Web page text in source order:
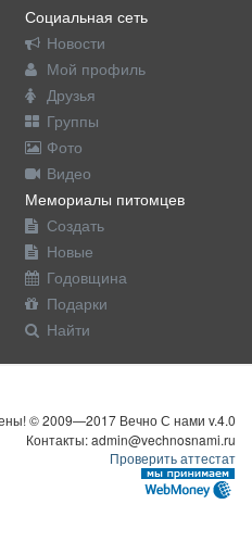
Социальная сеть
Новости
Мой профиль
Друзья
Группы
Фото
Видео
Мемориалы питомцев
Создать
Новые
Годовщина
Подарки
Найти
© 2009—2017 Вечно С нами v.4.0
Контакты: admin@vechnosnami.ru
Проверить аттестат